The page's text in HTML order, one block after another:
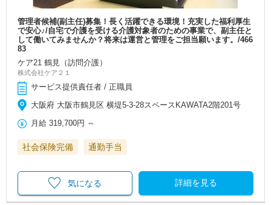
管理者候補(副主任)募集！長く活躍できる環境！充実した福利厚生
で安心♪/自宅で介護を受ける介護対象者のための事業で、副主任と
して働いてみませんか？将来は運営と管理をご担当願います。/466
83
ケア21 鶴見（訪問介護）
株式会社ケア２１
サービス提供責任者 / 正職員
大阪府 大阪市鶴見区 横堤5-3-28スペースKAWATA2階201号
月給 319,700円 ～
社会保険完備 通勤手当
詳細を見る
気になる